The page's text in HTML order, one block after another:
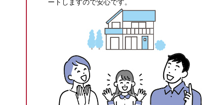
ートしますので安心です。